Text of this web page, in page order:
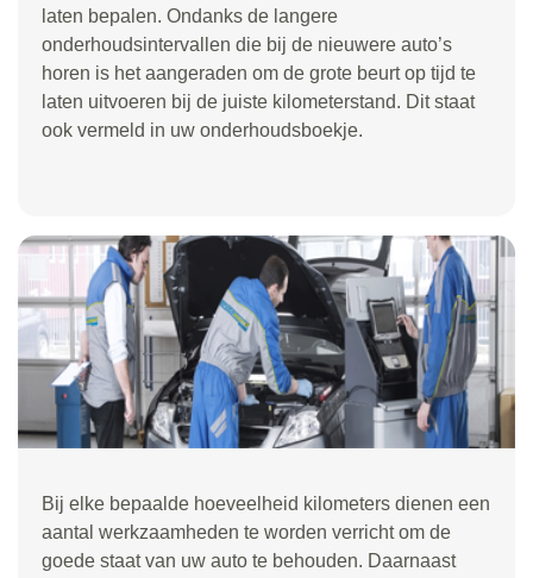
laten bepalen. Ondanks de langere
onderhoudsintervallen die bij de nieuwere auto’s
horen is het aangeraden om de grote beurt op tijd te
laten uitvoeren bij de juiste kilometerstand. Dit staat
ook vermeld in uw onderhoudsboekje.
Bij elke bepaalde hoeveelheid kilometers dienen een
aantal werkzaamheden te worden verricht om de
goede staat van uw auto te behouden. Daarnaast